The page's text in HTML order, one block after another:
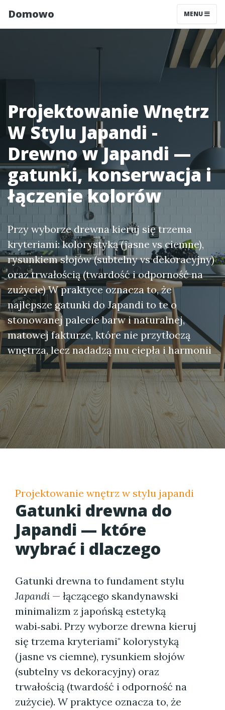
Domowo MENU
Projektowanie Wnętrz
W Stylu Japandi -
Drewno w Japandi —
gatunki, konserwacja i
łączenie kolorów
Przy wyborze drewna kieruj się trzema
kryteriami: kolorystyką (jasne vs ciemne),
rysunkiem słojów (subtelny vs dekoracyjny)
oraz trwałością (twardość i odporność na
zużycie) W praktyce oznacza to, że
najlepsze gatunki do Japandi to te o
stonowanej palecie barw i naturalnej,
matowej fakturze, które nie przytłoczą
wnętrza, lecz nadadzą mu ciepła i harmonii
Projektowanie wnętrz w stylu japandi
Gatunki drewna do
Japandi — które
wybrać i dlaczego
Gatunki drewna to fundament stylu
Japandi — łączącego skandynawski
minimalizm z japońską estetyką
wabi‑sabi. Przy wyborze drewna kieruj
się trzema kryteriami" kolorystyką
(jasne vs ciemne), rysunkiem słojów
(subtelny vs dekoracyjny) oraz
trwałością (twardość i odporność na
zużycie). W praktyce oznacza to, że